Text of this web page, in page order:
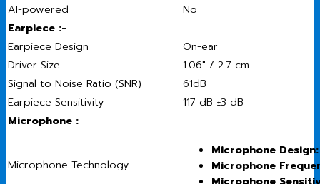
AI-powered
No
Earpiece :-
Earpiece Design
On-ear
Driver Size
1.06″ / 2.7 cm
Signal to Noise Ratio (SNR)
61dB
Earpiece Sensitivity
117 dB ±3 dB
Microphone :
Microphone Technology
Microphone Design:
Microphone